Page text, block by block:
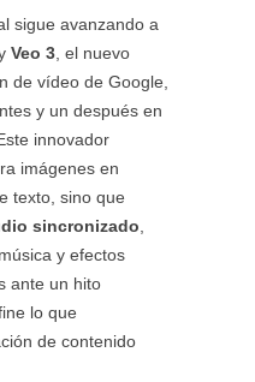
y formación
para redes
se posiciona
generativas?
Veo 3 y quién
los compañeros de
y riesgos
a considerar:
audiovisual
sigue avanzando a
Veo 3, el nuevo
de vídeo de Google,
y un después en
innovador
imágenes en
texto, sino que
sincronizado,
y efectos
ante un hito
lo que
de contenido